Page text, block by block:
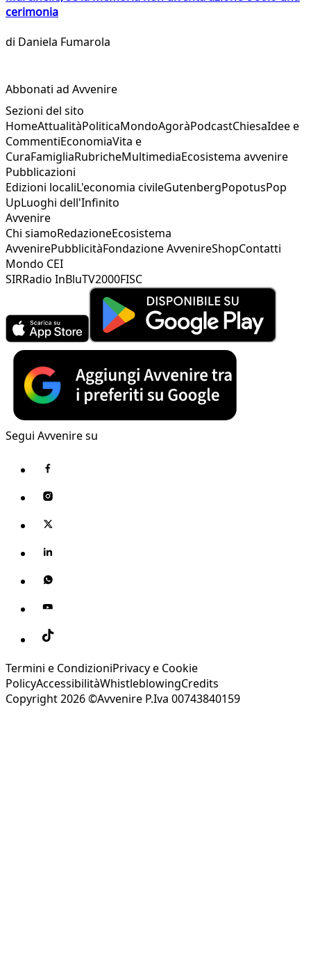
cerimonia
di Daniela Fumarola
Abbonati ad Avvenire
Sezioni del sito
HomeAttualitàPoliticaMondoAgoràPodcastChiesaIdee e
CommentiEconomiaVita e
CuraFamigliaRubricheMultimediaEcosistema avvenire
Pubblicazioni
Edizioni localiL'economia civileGutenbergPopotusPop
UpLuoghi dell'Infinito
Avvenire
Chi siamoRedazioneEcosistema
AvvenirePubblicitàFondazione AvvenireShopContatti
Mondo CEI
SIRRadio InBluTV2000FISC
Segui Avvenire su
Termini e CondizioniPrivacy e Cookie
PolicyAccessibilitàWhistleblowingCredits
Copyright 2026 ©Avvenire P.Iva 00743840159